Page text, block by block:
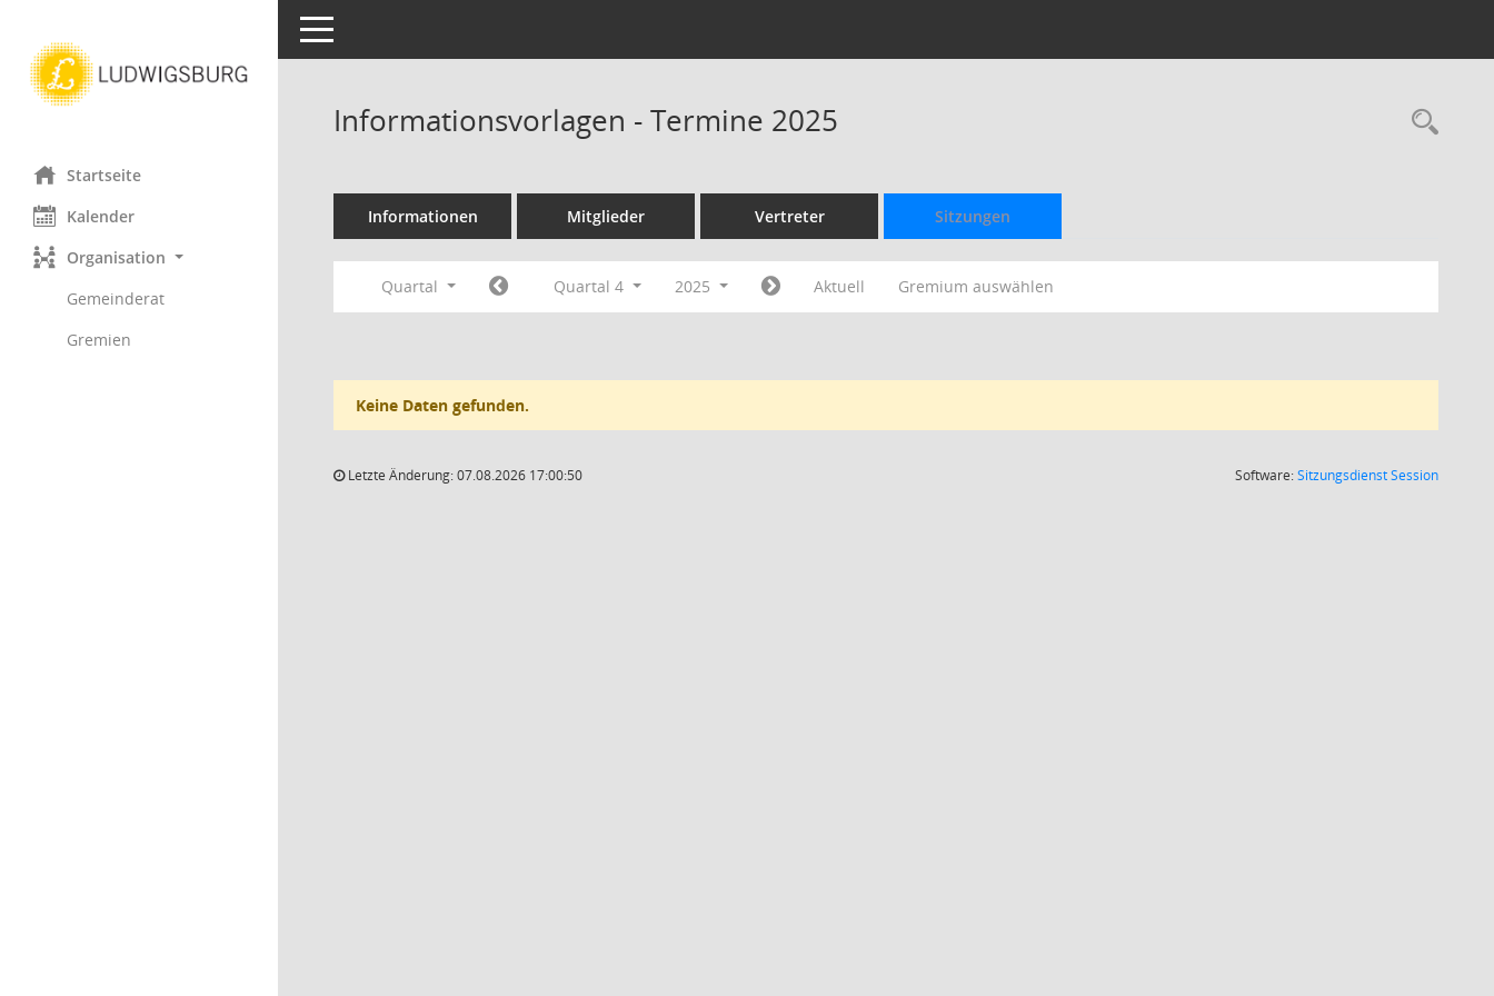
Startseite
Kalender
Organisation
Gemeinderat
Gremien
Toggle navigation
Informationsvorlagen - Termine 2025
Informationen Mitglieder Vertreter Sitzungen
Quartal Quartal 4 2025 Aktuell Gremium auswählen
Keine Daten gefunden.
Letzte Änderung: 07.08.2026 17:00:50 Software:SitzungsdienstSession(Wird in